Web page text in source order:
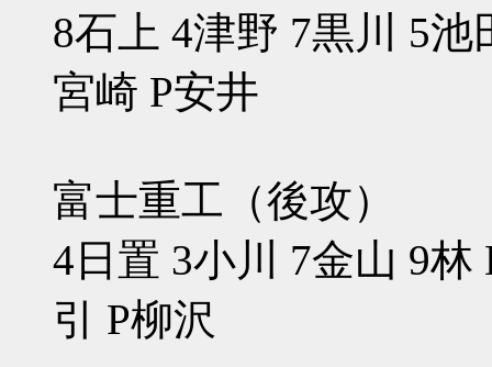
8石上 4津野 7黒川 5
宮崎 P安井
富士重工（後攻）
4日置 3小川 7金山 9
引 P柳沢